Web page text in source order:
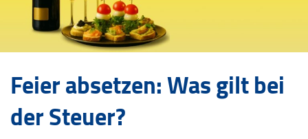
Feier absetzen: Was gilt bei
der Steuer?